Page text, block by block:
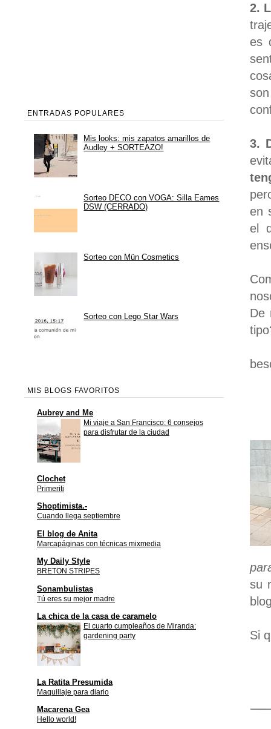
2.
es
3.
en
el
De
su
Si
ENTRADAS POPULARES
Mis looks: mis zapatos amarillos de
Audley + SORTEAZO!
Sorteo DECO con VOGA: Silla Eames
DSW (CERRADO)
Sorteo con Mün Cosmetics
Sorteo con Lego Star Wars
MIS BLOGS FAVORITOS
Aubrey and Me
Mi viaje a San Francisco: 6 consejos
para disfrutar de la ciudad
Clochet
Primeriti
Shoptimista.-
Cuando llega septiembre
El blog de Anita
Marcapáginas con técnicas mixmedia
My Daily Style
BRETON STRIPES
Sonambulistas
Tú eres su mejor madre
La chica de la casa de caramelo
El cuarto cumpleaños de Miranda:
gardening party
La Ratita Presumida
Maquillaje para diario
Macarena Gea
Hello world!